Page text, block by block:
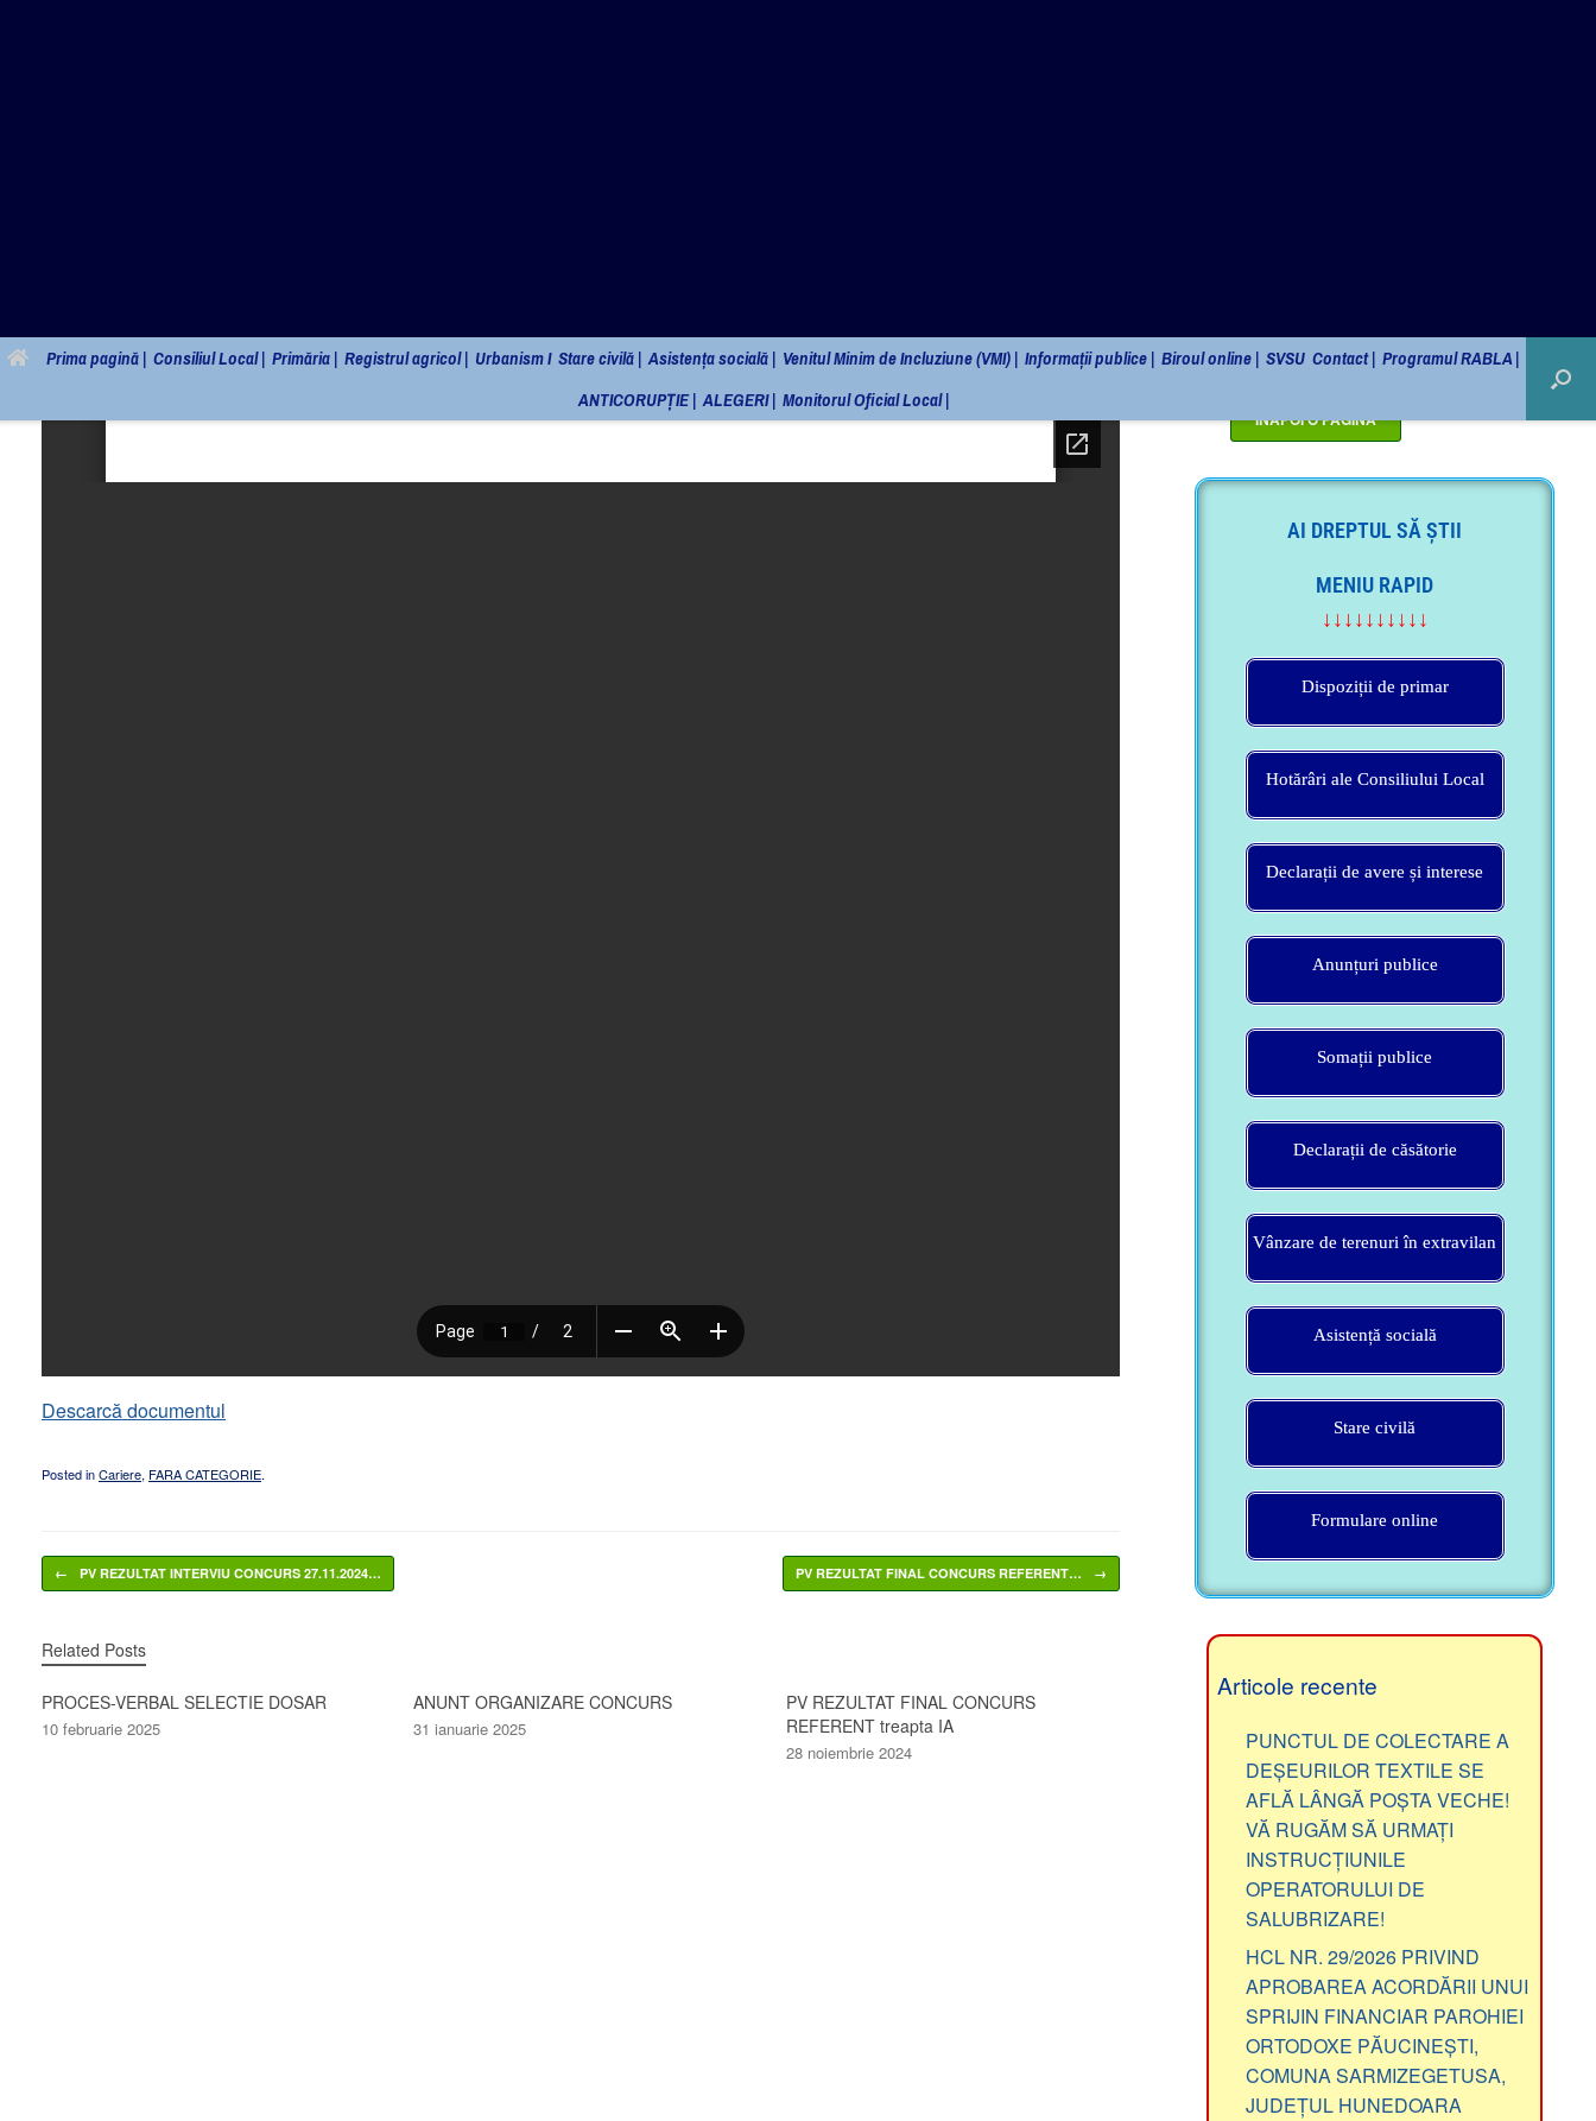
REZULTATE PROBA SCRISA CONCURS 27.11.2024- REFERENT treapta IA
Posted on27 noiembrie 2024 byPrimaria Sarmizegetusa
Descarcă documentul
Posted inCariere, FARA CATEGORIE.
Post navigation
← PV REZULTAT INTERVIU CONCURS 27.11.2024… PV REZULTAT FINAL CONCURS REFERENT… →
Related Posts
PROCES-VERBAL SELECTIE DOSAR
10 februarie 2025
ANUNT ORGANIZARE CONCURS
31 ianuarie 2025
PV REZULTAT FINAL CONCURS
REFERENT treapta IA
28 noiembrie 2024
Sidebarr
AI DREPTUL SĂ ȘTII
MENIU RAPID
↓↓↓↓↓↓↓↓↓↓
Dispoziții de primar
Hotărâri ale Consiliului Local
Declarații de avere și interese
Anunțuri publice
Somații publice
Declarații de căsătorie
Vânzare de terenuri în extravilan
Asistență socială
Stare civilă
Formulare online
Articole recente
PUNCTUL DE COLECTARE A
DEȘEURILOR TEXTILE SE
AFLĂ LÂNGĂ POȘTA VECHE!
VĂ RUGĂM SĂ URMAȚI
INSTRUCȚIUNILE
OPERATORULUI DE
SALUBRIZARE!
HCL NR. 29/2026 PRIVIND
APROBAREA ACORDĂRII UNUI
SPRIJIN FINANCIAR PAROHIEI
ORTODOXE PĂUCINEȘTI,
COMUNA SARMIZEGETUSA,
JUDEȚUL HUNEDOARA